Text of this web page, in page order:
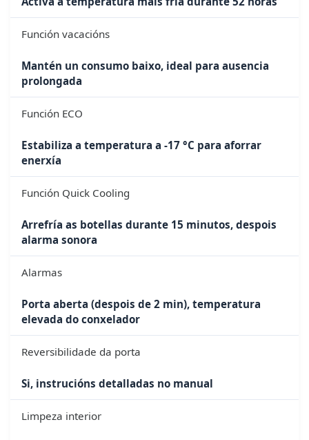
Función vacacións
Mantén un consumo baixo, ideal para ausencia
prolongada
Función ECO
Estabiliza a temperatura a -17 °C para aforrar
enerxía
Función Quick Cooling
Arrefría as botellas durante 15 minutos, despois
alarma sonora
Alarmas
Porta aberta (despois de 2 min), temperatura
elevada do conxelador
Reversibilidade da porta
Si, instrucións detalladas no manual
Limpeza interior